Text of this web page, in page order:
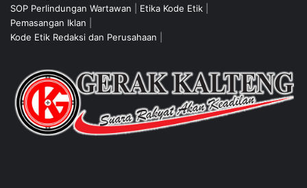
SOP Perlindungan Wartawan
Etika Kode Etik
Pemasangan Iklan
Kode Etik Redaksi dan Perusahaan